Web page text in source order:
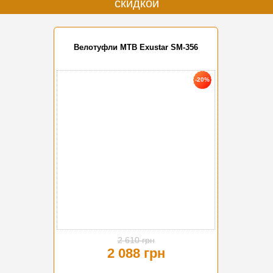
скидкой
Велотуфли MTB Exustar SM-356
-20%
2 610 грн
2 088 грн